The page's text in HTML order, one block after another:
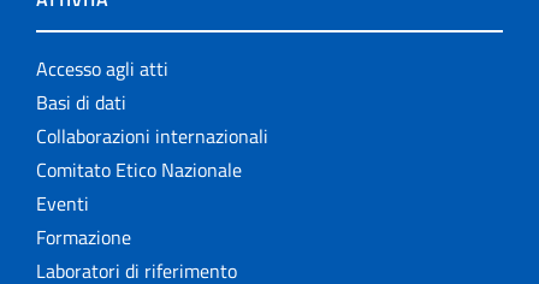
Accesso agli atti
Basi di dati
Collaborazioni internazionali
Comitato Etico Nazionale
Eventi
Formazione
Laboratori di riferimento